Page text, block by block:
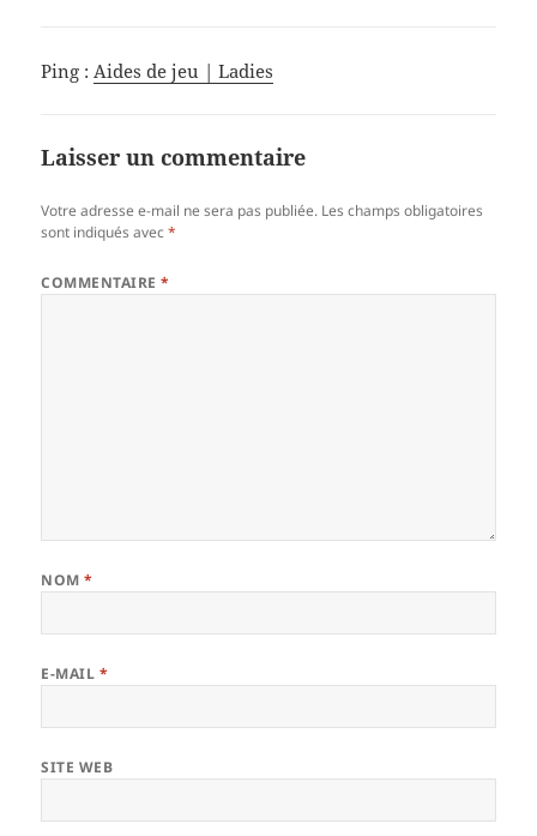
Ping : Aides de jeu | Ladies
Laisser un commentaire
Votre adresse e-mail ne sera pas publiée. Les champs obligatoires
sont indiqués avec*
COMMENTAIRE*
NOM*
E-MAIL *
SITE WEB